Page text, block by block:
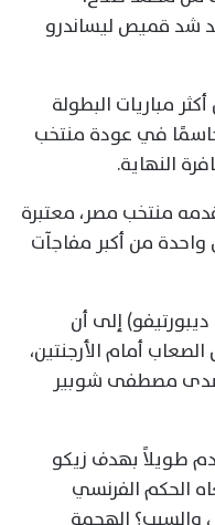
شد قميص ليساندرو
مباريات البطولة
في عودة منتخب
النهاية.
منتخب مصر، معتبرة
واحدة من أكبر مفاجآت
إلى أن
أمام الأرجنتين،
مصطفى شوبير
طويلاً بهدف زيكو
الحكم الفرنسي